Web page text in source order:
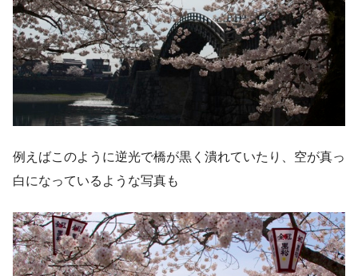
例えばこのように逆光で橋が黒く潰れていたり、空が真っ
白になっているような写真も